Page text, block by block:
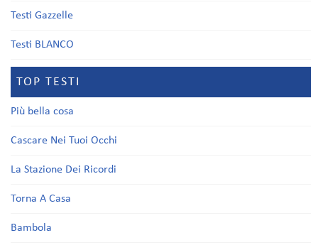
Testi Gazzelle
Testi BLANCO
TOP TESTI
Più bella cosa
Cascare Nei Tuoi Occhi
La Stazione Dei Ricordi
Torna A Casa
Bambola